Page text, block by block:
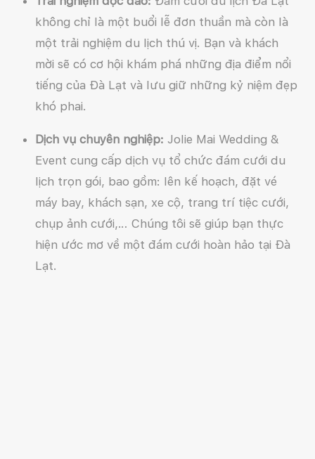
không chỉ là một buổi lễ đơn thuần mà còn là
một trải nghiệm du lịch thú vị. Bạn và khách
mời sẽ có cơ hội khám phá những địa điểm nổi
tiếng của Đà Lạt và lưu giữ những kỷ niệm đẹp
khó phai.
Dịch vụ chuyên nghiệp: Jolie Mai Wedding &
Event cung cấp dịch vụ tổ chức đám cưới du
lịch trọn gói, bao gồm: lên kế hoạch, đặt vé
máy bay, khách sạn, xe cộ, trang trí tiệc cưới,
chụp ảnh cưới,… Chúng tôi sẽ giúp bạn thực
hiện ước mơ về một đám cưới hoàn hảo tại Đà
Lạt.